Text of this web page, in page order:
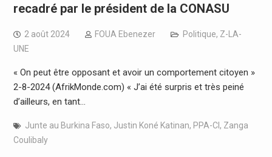
recadré par le président de la CONASU
2 août 2024 FOUA Ebenezer Politique, Z-LA-
UNE
« On peut être opposant et avoir un comportement citoyen »
2-8-2024 (AfrikMonde.com) « J’ai été surpris et très peiné
d’ailleurs, en tant…
Junte au Burkina Faso, Justin Koné Katinan, PPA-CI , Zanga
Coulibaly